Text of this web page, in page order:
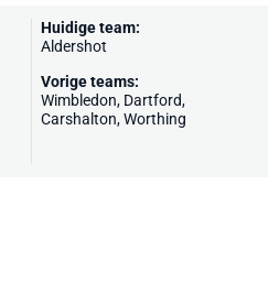
Huidige team:
Aldershot
Vorige teams:
Wimbledon, Dartford,
Carshalton,Worthing